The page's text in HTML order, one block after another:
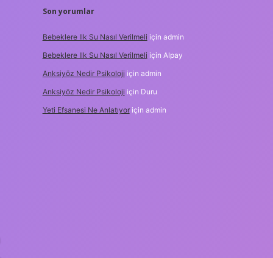
Son yorumlar
Bebeklere Ilk Su Nasıl Verilmeli için admin
Bebeklere Ilk Su Nasıl Verilmeli için Alpay
Anksiyöz Nedir Psikoloji için admin
Anksiyöz Nedir Psikoloji için Duru
Yeti Efsanesi Ne Anlatıyoriçin admin